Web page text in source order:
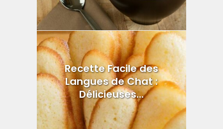
Recette Facile des
Langues de Chat :
Délicieuses...